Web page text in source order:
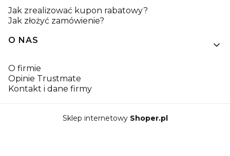
Jak zrealizować kupon rabatowy?
Jak złożyć zamówienie?
O NAS
O firmie
Opinie Trustmate
Kontakt i dane firmy
Sklep internetowy Shoper.pl